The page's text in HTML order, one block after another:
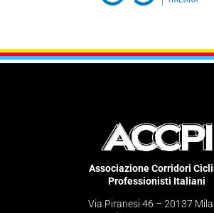
Associazione Corridori
Professionisti Italiani
Via Piranesi 46 – 20137